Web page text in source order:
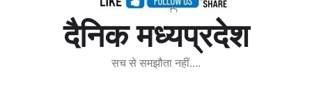
दैनिक मध्यप्रदेश
सच से समझौता नहीं….